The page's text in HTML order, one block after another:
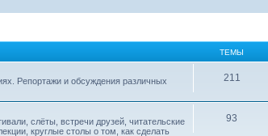
ТЕМЫ
Репортажи и обсуждения различных
211
слёты, встречи друзей, читательские
круглые столы о том, как сделать
93